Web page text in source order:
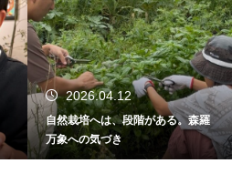
2026.04.10
2026年かえであーたんステージシ
ョーを終えて